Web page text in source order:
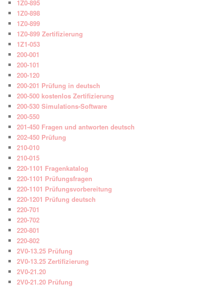
1Z0-895
1Z0-898
1Z0-899
1Z0-899 Zertifizierung
1Z1-053
200-001
200-101
200-120
200-201 Prüfung in deutsch
200-500 kostenlos Zertifizierung
200-530 Simulations-Software
200-550
201-450 Fragen und antworten deutsch
202-450 Prüfung
210-010
210-015
220-1101 Fragenkatalog
220-1101 Prüfungsfragen
220-1101 Prüfungsvorbereitung
220-1201 Prüfung deutsch
220-701
220-702
220-801
220-802
2V0-13.25 Prüfung
2V0-13.25 Zertifizierung
2V0-21.20
2V0-21.20 Prüfung